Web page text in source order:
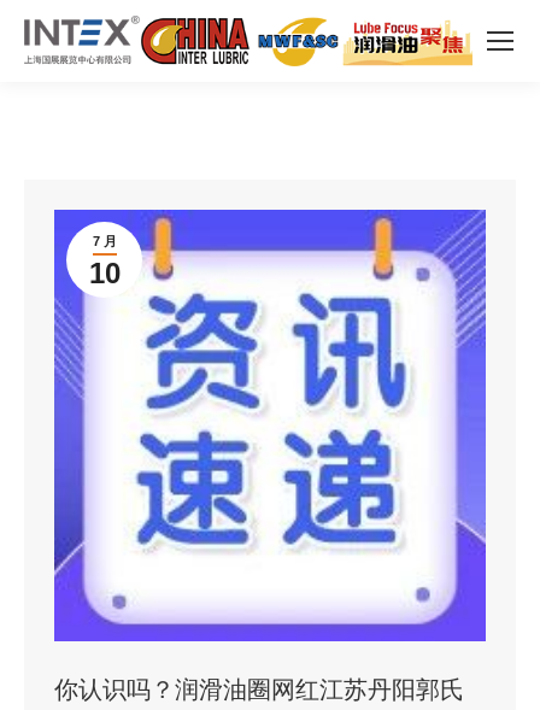
7 月
10
你认识吗？润滑油圈网红江苏丹阳郭氏